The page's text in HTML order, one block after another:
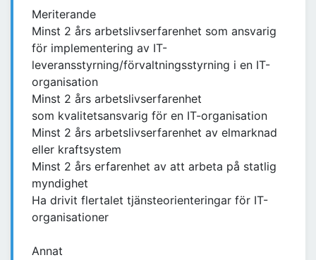
Meriterande
Minst 2 års arbetslivserfarenhet som ansvarig
för implementering av IT-
leveransstyrning/förvaltningsstyrning i en IT-
organisation
Minst 2 års arbetslivserfarenhet
som kvalitetsansvarig för en IT-organisation
Minst 2 års arbetslivserfarenhet av elmarknad
eller kraftsystem
Minst 2 års erfarenhet av att arbeta på statlig
myndighet
Ha drivit flertalet tjänsteorienteringar för IT-
organisationer
Annat